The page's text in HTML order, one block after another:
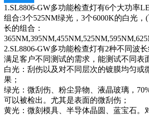
1.SL8806-GW多功能检查灯有6个大功率
组合:3个525NM绿光，3个6000K的白光，
长的组合：
2.SL8806-GW多功能检查灯有2种不同波
满足客户不同测试的需求，能测试不同表
白光：刮伤以及对不同层次的镀膜均匀或
果；
绿光：微刮伤、粉尘异物、液晶玻璃，
可以被检出。尤其是表面的微刮伤；
黄光：微刻模具、半导体晶圆、蓝宝石。